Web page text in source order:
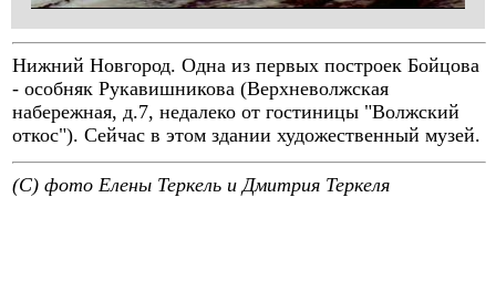
Нижний Новгород. Одна из первых построек Бойцова
- особняк Рукавишникова (Верхневолжская
набережная, д.7, недалеко от гостиницы "Волжский
откос"). Сейчас в этом здании художественный музей.
(C) фото Елены Теркель и Дмитрия Теркеля